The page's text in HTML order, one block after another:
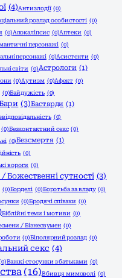
(4)Антизлодії (0)
розлад особистості (0)
(0)Апокаліпсис (0)Аптеки (0)
персонажі (0)
персонажі (0)Асистенти (0)
світи (0)Астрологи (1)
(0)Аутизм (0)Афект (0)
(0)Байдужість (0)
(3)Бастарди (1)
(0)
(0)Безконтактний секс (0)
(0)Безсмертя (1)
(0)
вороги (0)
Божественні сутності (3)
(0)Борделі (0)Боротьба за владу (0)
(0)Бродячі співаки (0)
Біблійні теми і мотиви (0)
/ Бізнесвумен (0)
(0)Біполярний розлад (0)
секс (4)
Важкі стосунки з батьками (0)
(16)Вбивця мимоволі (0)